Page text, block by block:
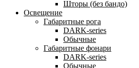
Шторы (без бандо)
Освещение
Габаритные рога
DARK-series
Обычные
Габаритные фонари
DARK-series
Обычные